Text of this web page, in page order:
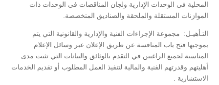
المحلية في الوحدات الإدارية ولجان المناقصات في الوحدات ذات
الموازنات المستقلة والملحقة والصناديق المتخصصة.
التـأهيـل:
مجموعة الإجراءات الفنية والإدارية والقانونية التي يتم
بموجبها فتح باب المنافسة عن طريق الإعلان عبر وسائل الإعلام
المناسبة لجميع الراغبين في التقدم بالوثائق والبيانات التي تثبت مدى
أهليتهم وقدرتهم الفنية والمالية لتنفيذ العمل المطلوب أو تقديم الخدمات
الاستشارية .